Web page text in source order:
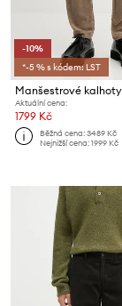
-10%
*-5 % s kódem: LST
Aktuální cena:
1799 Kč
Běžná cena:3489 Kč
Nejnižší cena:1999 Kč